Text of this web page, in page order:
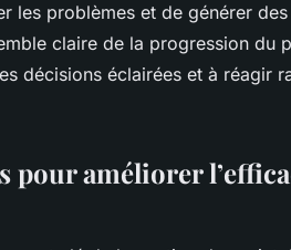
les problèmes et de générer
claire de la progression du
décisions éclairées et à réagir
pour améliorer